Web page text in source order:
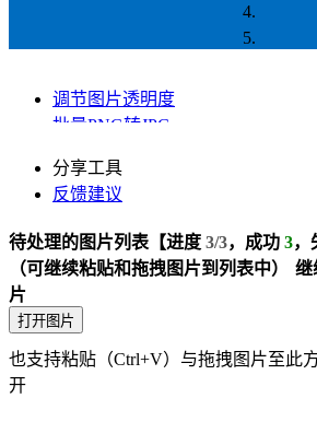
调节图片透明度
批量PNG转JPG
批量修改图片颜色
批量图片色彩调整
批量图片添加噪声
批量JPG转PNG
WebP转PNG
批量PNG转WebP
图片配色提取
批量颜色通道提取
分享工具
反馈建议
待处理的图片列表 【进度 3/3，成功 3，
（可继续粘贴和拖拽图片到列表中）
继
片
打开图片
也支持粘贴（Ctrl+V）与拖拽图片至此
开